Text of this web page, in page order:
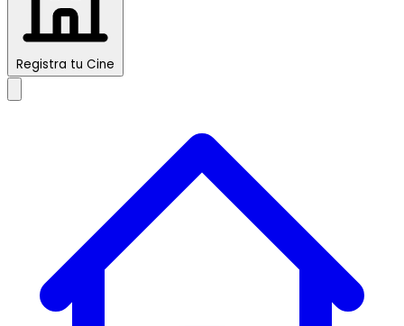
Registra tu Cine